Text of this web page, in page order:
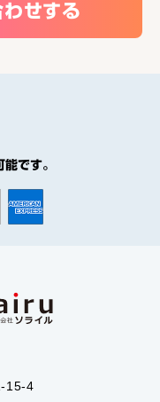
せする
です。
15-4